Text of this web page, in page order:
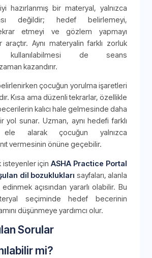
hazırlanmış bir materyal, yalnızca
değildir; hedef belirlemeyi,
etmeyi ve gözlem yapmayı
araçtır. Aynı materyalin farklı zorluk
kullanılabilmesi de seans
kazandırır.
belirlenirken çocuğun yorulma işaretleri
Kısa ama düzenli tekrarlar, özellikle
kalıcı hale gelmesinde daha
yol sunar. Uzman, aynı hedefi farklı
ele alarak çocuğun yalnızca
vermesinin önüne geçebilir.
isteyenler içinASHA Practice Portal
dil bozuklukları sayfaları, alanla
açısından yararlı olabilir. Bu
seçiminde hedef becerinin
düşünmeye yardımcı olur.
Sorular
mi?